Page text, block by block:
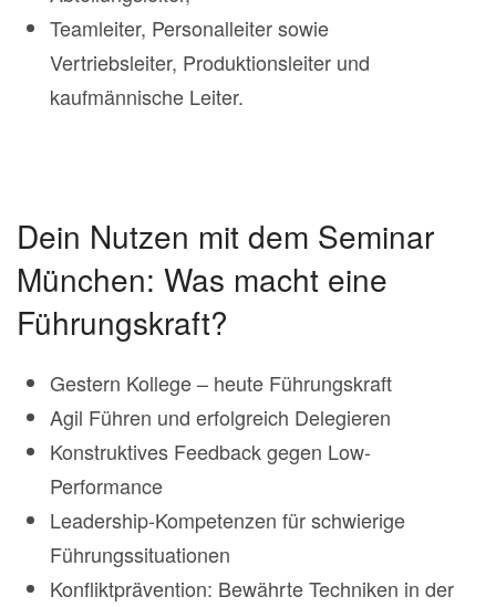
Teamleiter, Personalleiter sowie
Vertriebsleiter, Produktionsleiter und
kaufmännische Leiter.
Dein Nutzen mit dem Seminar
München: Was macht eine
Führungskraft?
Gestern Kollege – heute Führungskraft
Agil Führen und erfolgreich Delegieren
Konstruktives Feedback gegen Low-
Performance
Leadership-Kompetenzen für schwierige
Führungssituationen
Konfliktprävention: Bewährte Techniken in der